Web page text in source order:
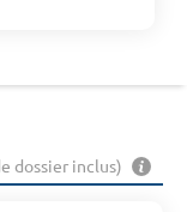
dossier inclus)